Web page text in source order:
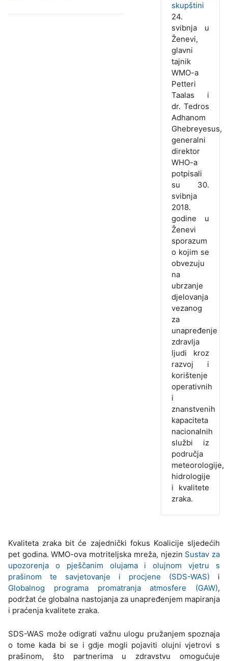
skupštini
24.
svibnja u
Ženevi,
glavni
tajnik
WMO-a
Petteri
Taalas i
dr. Tedros
Adhanom
Ghebreyesus,
generalni
direktor
WHO-a
potpisali
su 30.
svibnja
2018.
godine u
Ženevi
sporazum
o kojim se
obvezuju
na
ubrzanje
djelovanja
vezanog
za
unapređenje
zdravlja
ljudi kroz
razvoj i
korištenje
operativnih
i
znanstvenih
kapaciteta
nacionalnih
službi iz
područja
meteorologije,
hidrologije
i kvalitete
zraka.
Kvaliteta zraka bit će zajednički fokus Koalicije sljedećih
pet godina. WMO-ova motriteljska mreža, njezin Sustav za
upozorenja o pješčanim olujama i olujnom vjetru s
prašinom te savjetovanje i procjene (SDS-WAS) i
Globalnog programa promatranja atmosfere (GAW),
podržat će globalna nastojanja za unapređenjem mapiranja
i praćenja kvalitete zraka.
SDS-WAS može odigrati važnu ulogu pružanjem spoznaja
o tome kada bi se i gdje mogli pojaviti olujni vjetrovi s
prašinom, što partnerima u zdravstvu omogućuje